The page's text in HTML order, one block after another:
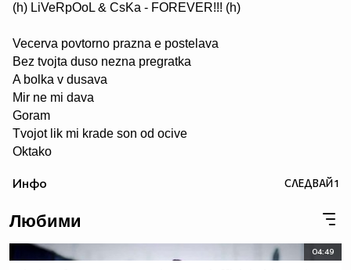
(h) LiVeRpOoL & CsKa - FOREVER!!! (h)
Vecerva povtorno prazna e postelava
Bez tvojta duso nezna pregratka
A bolka v dusava
Mir ne mi dava
Goram
Tvojot lik mi krade son od ocive
Oktako
завинаги в нашите сърца (h) ;(
(h) TE CAKAM, ангелче (h)
[TP]
Инфо СЛЕДВАЙ1
Любими
04:49